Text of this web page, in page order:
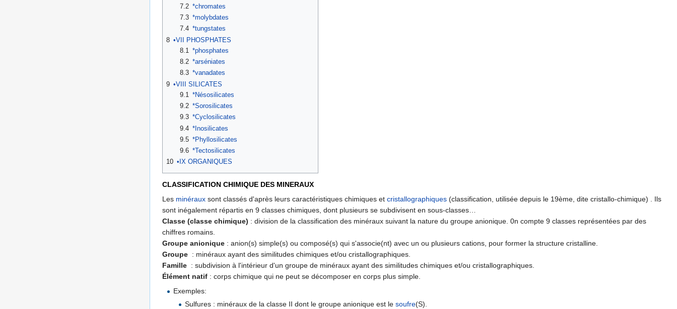
7.2 *chromates
7.3 *molybdates
7.4 *tungstates
8 •VII PHOSPHATES
8.1 *phosphates
8.2 *arséniates
8.3 *vanadates
9 •VIII SILICATES
9.1 *Nésosilicates
9.2 *Sorosilicates
9.3 *Cyclosilicates
9.4 *Inosilicates
9.5 *Phyllosilicates
9.6 *Tectosilicates
10 •IX ORGANIQUES
CLASSIFICATION CHIMIQUE DES MINERAUX
Les minéraux sont classés d'après leurs caractéristiques chimiques et cristallographiques (classification, utilisée depuis le 19ème, dite cristallo-chimique) . Ils
sont inégalement répartis en 9 classes chimiques, dont plusieurs se subdivisent en sous-classes…
Classe (classe chimique) : division de la classification des minéraux suivant la nature du groupe anionique. 0n compte 9 classes représentées par des
chiffres romains.
Groupe anionique : anion(s) simple(s) ou composé(s) qui s'associe(nt) avec un ou plusieurs cations, pour former la structure cristalline.
Groupe : minéraux ayant des similitudes chimiques et/ou cristallographiques.
Famille : subdivision à l'intérieur d'un groupe de minéraux ayant des similitudes chimiques et/ou cristallographiques.
Élément natif : corps chimique qui ne peut se décomposer en corps plus simple.
Exemples:
Sulfures : minéraux de la classe II dont le groupe anionique est le soufre(S).